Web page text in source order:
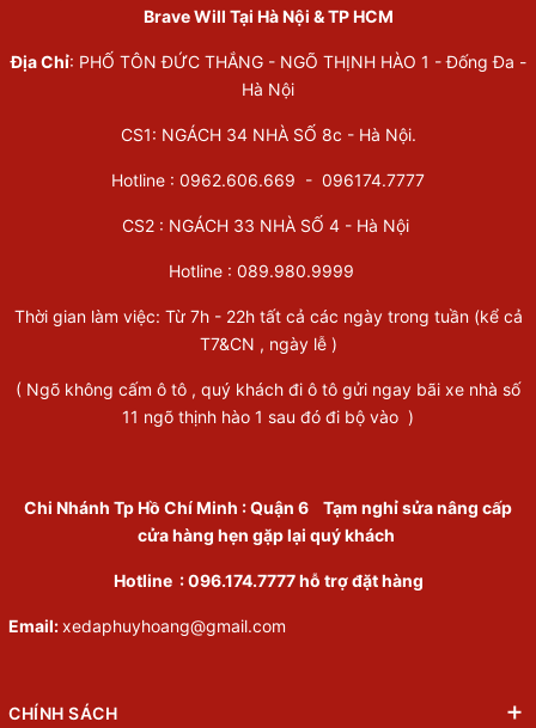
Brave Will Tại Hà Nội & TP HCM
Địa Chỉ: PHỐ TÔN ĐỨC THẮNG - NGÕ THỊNH HÀO 1 - Đống Đa -
Hà Nội
CS1: NGÁCH 34 NHÀ SỐ 8c - Hà Nội.
Hotline : 0962.606.669 - 096174.7777
CS2 : NGÁCH 33 NHÀ SỐ 4 - Hà Nội
Hotline : 089.980.9999
Thời gian làm việc: Từ 7h - 22h tất cả các ngày trong tuần (kể cả
T7&CN , ngày lễ )
( Ngõ không cấm ô tô , quý khách đi ô tô gửi ngay bãi xe nhà số
11 ngõ thịnh hào 1 sau đó đi bộ vào )
Chi Nhánh Tp Hồ Chí Minh :Quận 6 Tạm nghỉ sửa nâng cấp
cửa hàng hẹn gặp lại quý khách
Hotline : 096.174.7777 hỗ trợ đặt hàng
Email:xedaphuyhoang@gmail.com
CHÍNH SÁCH